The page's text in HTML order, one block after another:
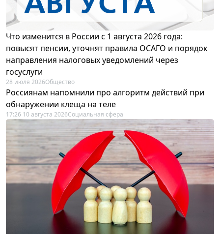
Что изменится в России с 1 августа 2026 года:
повысят пенсии, уточнят правила ОСАГО и порядок
направления налоговых уведомлений через
госуслуги
28 июля 2026Общество
Россиянам напомнили про алгоритм действий при
обнаружении клеща на теле
17:26 10 августа 2026Социальная сфера